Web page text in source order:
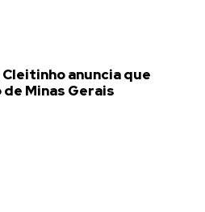
anuncia que
Minas Gerais